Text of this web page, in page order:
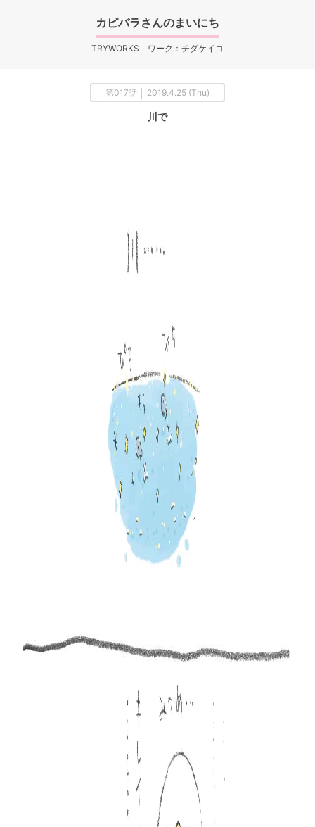
カピバラさんのまいにち
TRYWORKS ワーク：チダケイコ
第017話 │ 2019.4.25 (Thu)
川で